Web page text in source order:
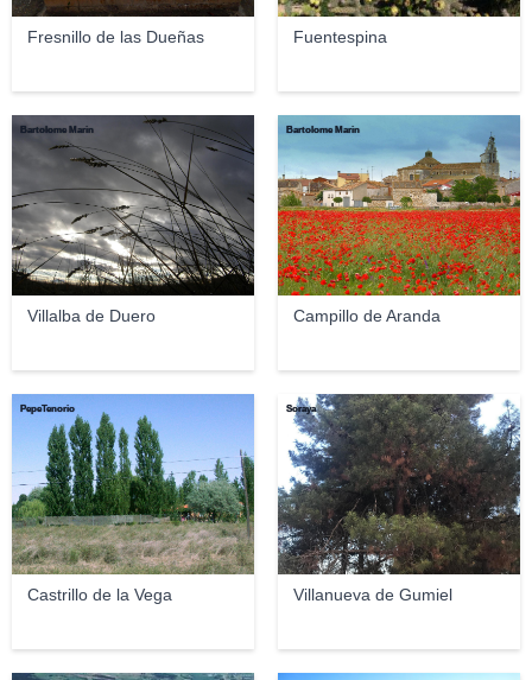
Fresnillo de las Dueñas Fuentespina
Villalba de Duero
Bartolome Marin
Campillo de Aranda
Bartolome Marin
Castrillo de la Vega
PepeTenorio
Villanueva de Gumiel
Soraya